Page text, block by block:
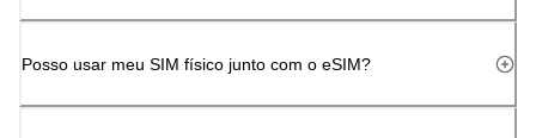
Posso usar meu SIM físico junto com o eSIM?